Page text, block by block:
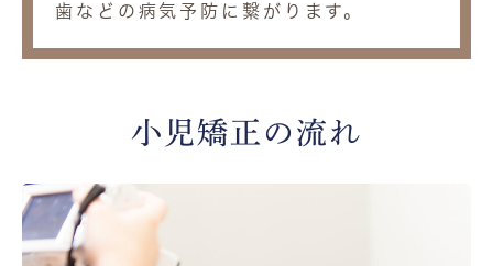
歯などの病気予防に繋がります。
小児矯正の流れ